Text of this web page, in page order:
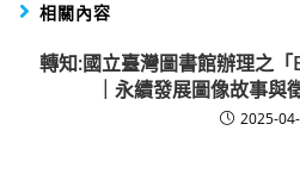
相關內容
轉知:國立臺灣圖書館辦理之
｜永續發展圖像故事
2025-